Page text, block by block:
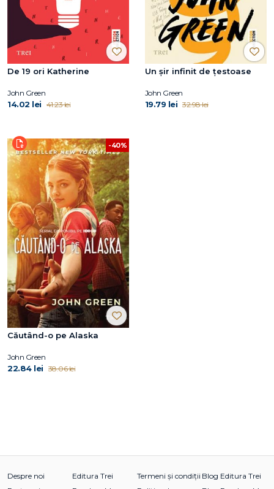
De 19 ori Katherine
John Green
14.02 lei 41.23 lei
Un șir infinit de țestoase
John Green
19.79 lei 32.98 lei
-40%
Căutând-o pe Alaska
John Green
22.84 lei 38.06 lei
Despre noi
Editura Trei
Termeni și condiții Blog Editura Trei